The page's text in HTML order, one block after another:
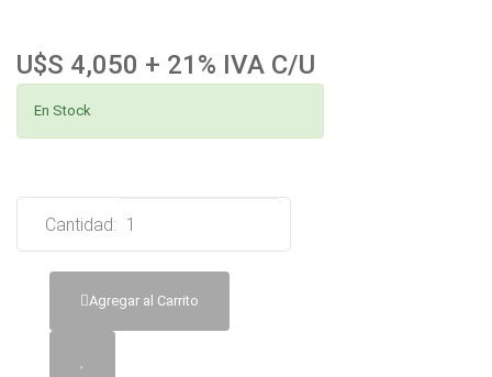
U$S 4,050 + 21% IVA C/U
En Stock
Cantidad:
Agregar al Carrito